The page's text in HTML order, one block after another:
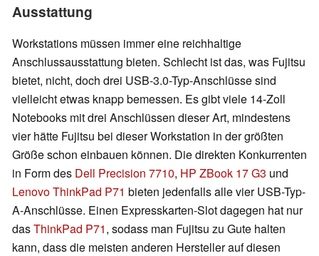
Ausstattung
Workstations müssen immer eine reichhaltige
Anschlussausstattung bieten. Schlecht ist das, was Fujitsu
bietet, nicht, doch drei USB-3.0-Typ-Anschlüsse sind
vielleicht etwas knapp bemessen. Es gibt viele 14-Zoll
Notebooks mit drei Anschlüssen dieser Art, mindestens
vier hätte Fujitsu bei dieser Workstation in der größten
Größe schon einbauen können. Die direkten Konkurrenten
in Form des Dell Precision 7710, HP ZBook 17 G3 und
Lenovo ThinkPad P71 bieten jedenfalls alle vier USB-Typ-
A-Anschlüsse. Einen Expresskarten-Slot dagegen hat nur
dasThinkPad P71, sodass man Fujitsu zu Gute halten
kann, dass die meisten anderen Hersteller auf diesen